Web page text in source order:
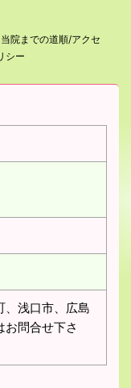
当院までの道順/アクセ
シー
、浅口市、広島
お問合せ下さ